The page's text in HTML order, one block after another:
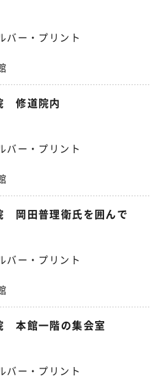
バー・プリント
修道院内
バー・プリント
岡田普理衛氏を囲んで
バー・プリント
本館一階の集会室
バー・プリント